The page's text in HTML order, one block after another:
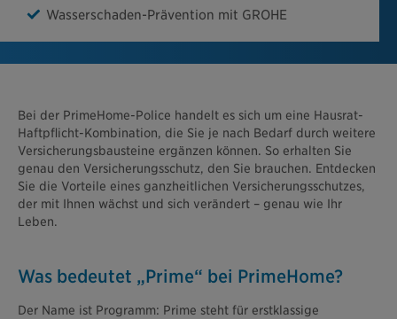
Wasserschaden-Prävention mit GROHE
Bei der PrimeHome-Police handelt es sich um eine Hausrat-
Haftpflicht-Kombination, die Sie je nach Bedarf durch weitere
Versicherungsbausteine ergänzen können. So erhalten Sie
genau den Versicherungsschutz, den Sie brauchen. Entdecken
Sie die Vorteile eines ganzheitlichen Versicherungsschutzes,
der mit Ihnen wächst und sich verändert – genau wie Ihr
Leben.
Was bedeutet „Prime“ bei PrimeHome?
Der Name ist Programm: Prime steht für erstklassige